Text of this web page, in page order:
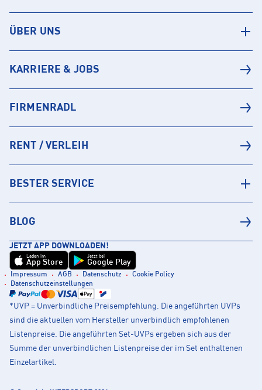
ÜBER UNS
KARRIERE & JOBS
FIRMENRADL
RENT / VERLEIH
BESTER SERVICE
BLOG
JETZT APP DOWNLOADEN!
Laden im
App Store
Jetzt bei
Google Play
Impressum AGB Datenschutz
Cookie Policy
Datenschutzeinstellungen
*UVP = Unverbindliche Preisempfehlung. Die angeführten UVPs
sind die aktuellen vom Hersteller unverbindlich empfohlenen
Listenpreise. Die angeführten Set-UVPs ergeben sich aus der
Summe der unverbindlichen Listenpreise der im Set enthaltenen
Einzelartikel.